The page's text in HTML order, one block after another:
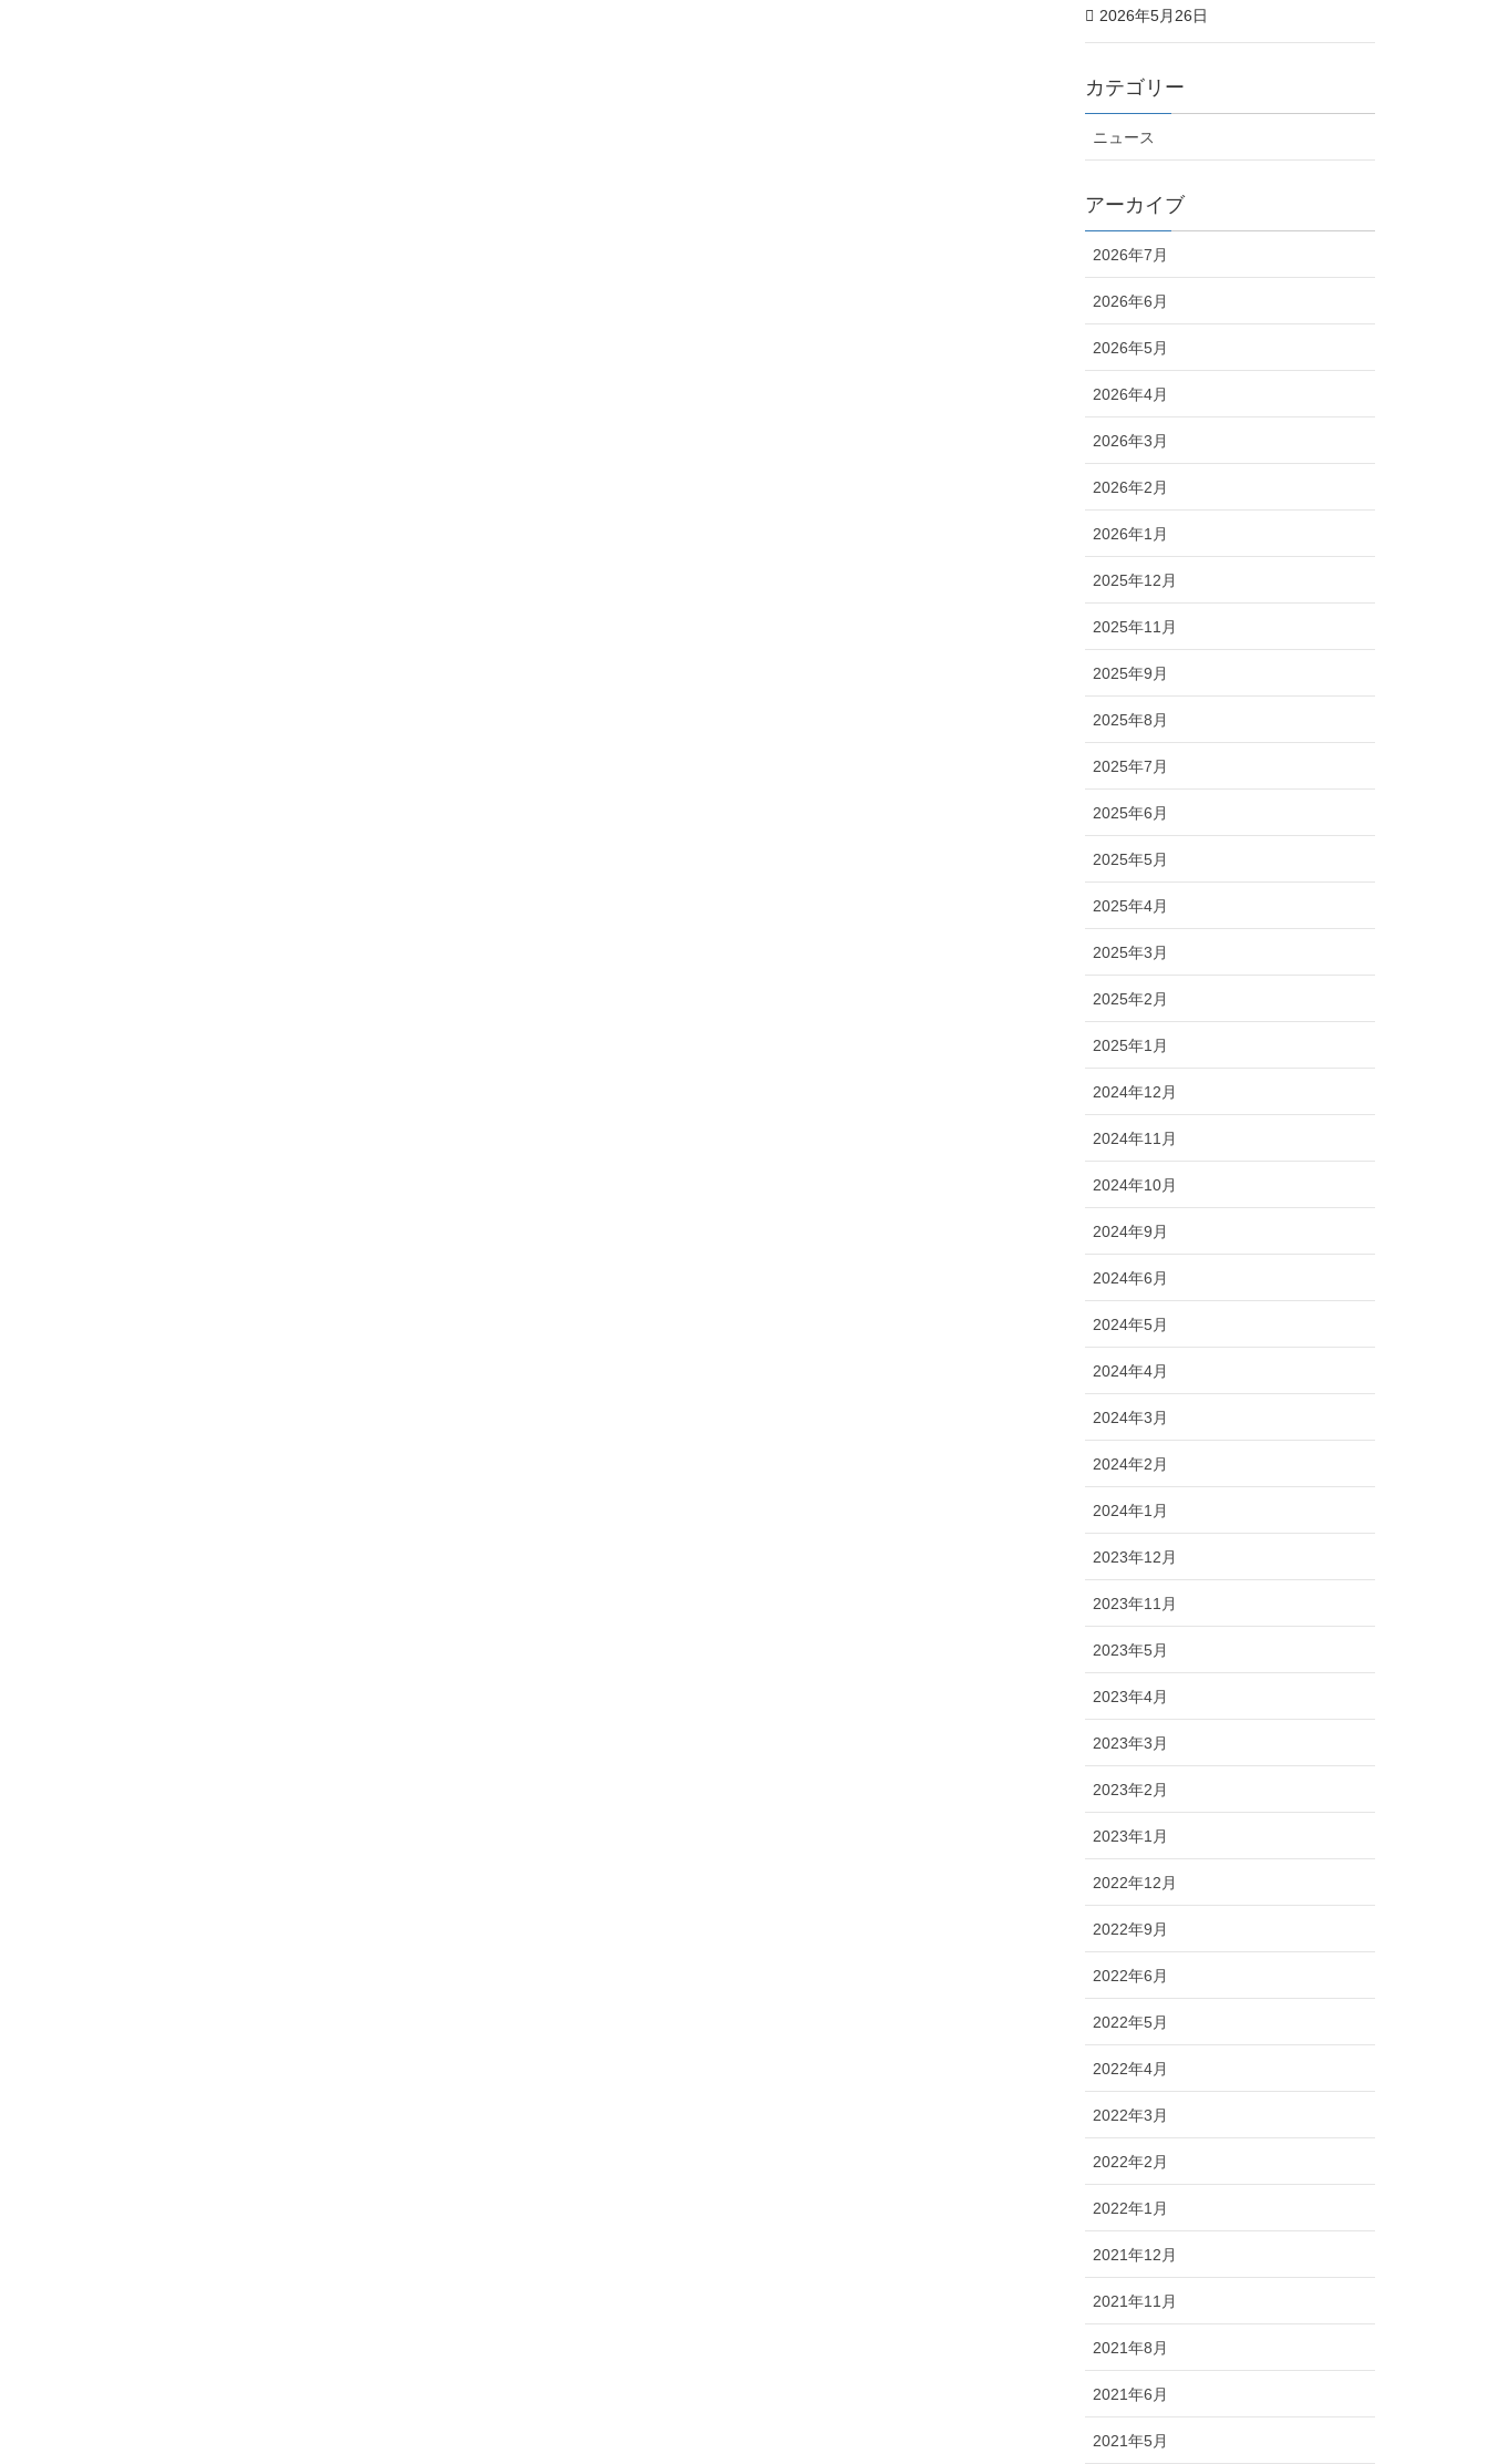
2026年5月26日
カテゴリー
ニュース
アーカイブ
2026年7月
2026年6月
2026年5月
2026年4月
2026年3月
2026年2月
2026年1月
2025年12月
2025年11月
2025年9月
2025年8月
2025年7月
2025年6月
2025年5月
2025年4月
2025年3月
2025年2月
2025年1月
2024年12月
2024年11月
2024年10月
2024年9月
2024年6月
2024年5月
2024年4月
2024年3月
2024年2月
2024年1月
2023年12月
2023年11月
2023年5月
2023年4月
2023年3月
2023年2月
2023年1月
2022年12月
2022年9月
2022年6月
2022年5月
2022年4月
2022年3月
2022年2月
2022年1月
2021年12月
2021年11月
2021年8月
2021年6月
2021年5月